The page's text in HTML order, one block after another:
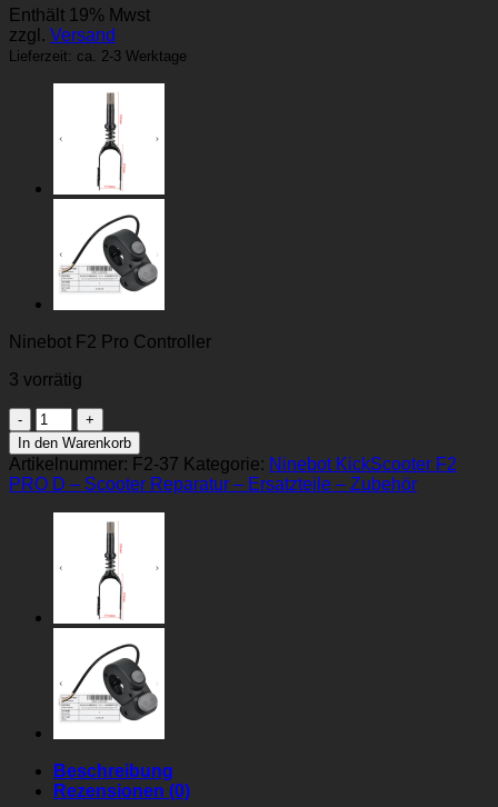
Enthält 19% Mwst
zzgl. Versand
Lieferzeit: ca. 2-3 Werktage
Ninebot F2 Pro Controller
3 vorrätig
Ninebot
F2
Pro
Original
Controller
Menge
In den Warenkorb
Artikelnummer: F2-37 Kategorie: Ninebot KickScooter F2
PRO D – Scooter Reparatur – Ersatzteile – Zubehör
Beschreibung
Rezensionen (0)